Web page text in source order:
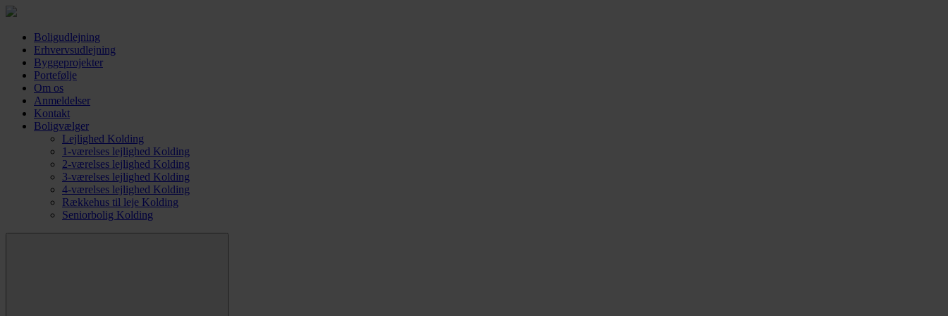
Boligudlejning
Erhvervsudlejning
Byggeprojekter
Portefølje
Om os
Anmeldelser
Kontakt
Boligvælger
Lejlighed Kolding
1-værelses lejlighed Kolding
2-værelses lejlighed Kolding
3-værelses lejlighed Kolding
4-værelses lejlighed Kolding
Rækkehus til leje Kolding
Seniorbolig Kolding